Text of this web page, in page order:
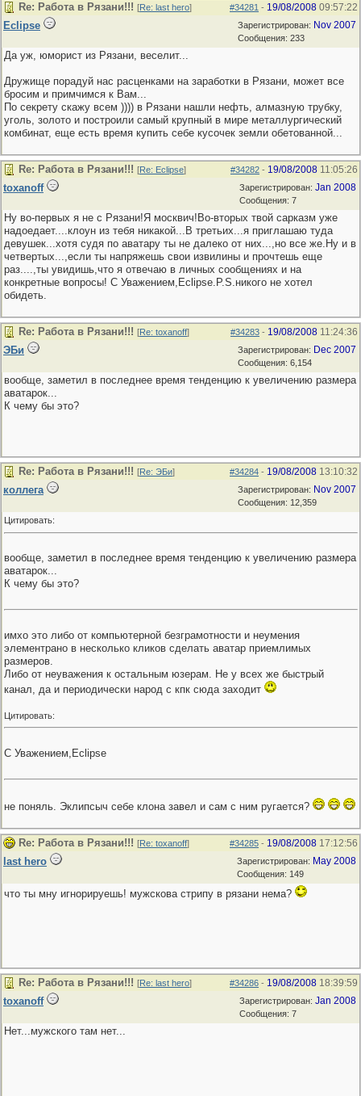
#34281 - 19/08/2008 09:57:22
Re: Работа в Рязани!!! [Re: last hero]
Зарегистрирован: Nov 2007
Сообщения: 233
Eclipse
Да уж, юморист из Рязани, веселит...
Дружище порадуй нас расценками на заработки в Рязани, может все
бросим и примчимся к Вам...
По секрету скажу всем )))) в Рязани нашли нефть, алмазную трубку,
уголь, золото и построили самый крупный в мире металлургический
комбинат, еще есть время купить себе кусочек земли обетованной...
#34282 - 19/08/2008 11:05:26
Re: Работа в Рязани!!! [Re: Eclipse]
Зарегистрирован: Jan 2008
Сообщения: 7
toxanoff
Ну во-первых я не с Рязани!Я москвич!Во-вторых твой сарказм уже
надоедает....клоун из тебя никакой...В третьих...я приглашаю туда
девушек...хотя судя по аватару ты не далеко от них...,но все же.Ну и в
четвертых...,если ты напряжешь свои извилины и прочтешь еще
раз....,ты увидишь,что я отвечаю в личных сообщениях и на
конкретные вопросы! С Уважением,Eclipse.P.S.никого не хотел
обидеть.
#34283 - 19/08/2008 11:24:36
Re: Работа в Рязани!!! [Re: toxanoff]
Зарегистрирован: Dec 2007
Сообщения: 6,154
ЭБи
вообще, заметил в последнее время тенденцию к увеличению размера
аватарок...
К чему бы это?
#34284 - 19/08/2008 13:10:32
Re: Работа в Рязани!!! [Re: ЭБи]
Зарегистрирован: Nov 2007
Сообщения: 12,359
коллега
Цитировать:
вообще, заметил в последнее время тенденцию к увеличению размера
аватарок...
К чему бы это?
имхо это либо от компьютерной безграмотности и неумения
элементрано в несколько кликов сделать аватар приемлимых
размеров.
Либо от неуважения к остальным юзерам. Не у всех же быстрый
канал, да и периодически народ с кпк сюда заходит
Цитировать:
С Уважением,Eclipse
не поняль. Эклипсыч себе клона завел и сам с ним ругается?
#34285 - 19/08/2008 17:12:56
Re: Работа в Рязани!!! [Re: toxanoff]
Зарегистрирован: May 2008
Сообщения: 149
last hero
что ты мну игнорируешь! мужскова стрипу в рязани нема?
#34286 - 19/08/2008 18:39:59
Re: Работа в Рязани!!! [Re: last hero]
Зарегистрирован: Jan 2008
Сообщения: 7
toxanoff
Нет...мужского там нет...